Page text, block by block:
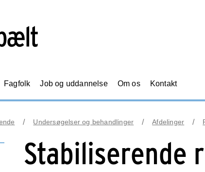
Fagfolk Job og uddannelse Om os Kontakt
Undersøgelser og behandlinger Afdelinger
Stabiliserende